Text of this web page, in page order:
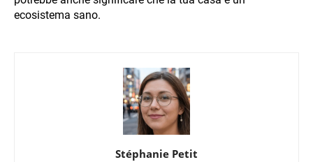
ecosistema sano.
Stéphanie Petit